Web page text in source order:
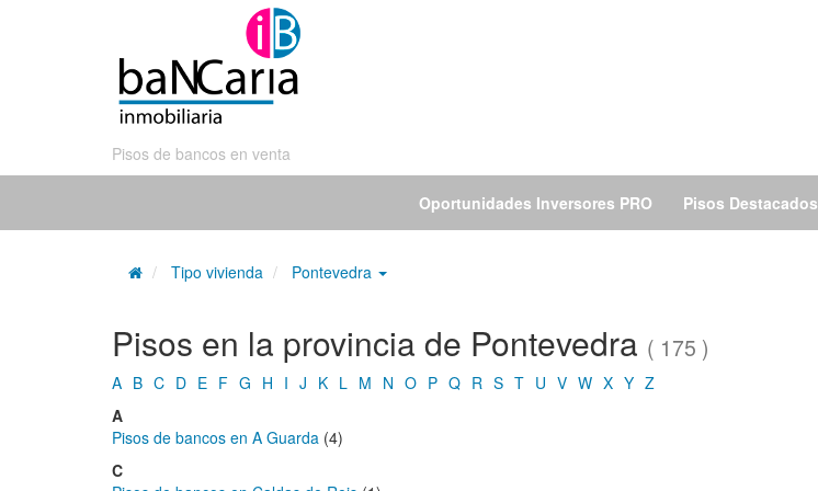
Pisos de bancos en venta
Oportunidades Inversores PRO Pisos Destacados
Tipo vivienda Pontevedra
Pisos en la provincia de Pontevedra ( 175 )
A B C D E F G H I J K L M N O P Q R S T U V W X Y Z
A
Pisos de bancos en A Guarda (4)
C